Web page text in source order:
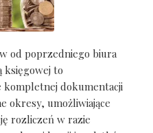
od poprzedniego biura
księgowej to
kompletnej dokumentacji
okresy, umożliwiające
rozliczeń w razie